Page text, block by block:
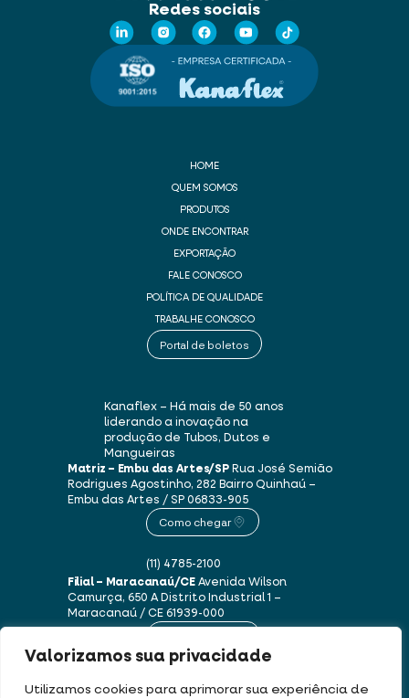
Valorizamos sua privacidade
Utilizamos cookies para aprimorar sua experiência de
Redes sociais
HOME
QUEM SOMOS
PRODUTOS
ONDE ENCONTRAR
EXPORTAÇÃO
FALE CONOSCO
POLÍTICA DE QUALIDADE
TRABALHE CONOSCO
Portal de boletos
Kanaflex – Há mais de 50 anos
liderando a inovação na
produção de Tubos, Dutos e
Mangueiras
Matriz – Embu das Artes/SPRua José Semião
Rodrigues Agostinho, 282 Bairro Quinhaú –
Embu das Artes / SP06833-905
Como chegar
(11) 4785-2100
Filial – Maracanaú/CEAvenida Wilson
Camurça, 650 ADistrito Industrial 1 –
Maracanaú / CE61939-000